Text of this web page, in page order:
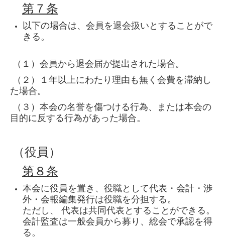
第７条
以下の場合は、会員を退会扱いとすることがで
きる。
（１）会員から退会届が提出された場合。
（２）１年以上にわたり理由も無く会費を滞納し
た場合。
（３）本会の名誉を傷つける行為、または本会の
目的に反する行為があった場合。
（役員）
第８条
本会に役員を置き、役職として代表・会計・渉
外・会報編集発行は役職を分担する。
ただし、 代表は共同代表とすることができる。
会計監査は一般会員から募り、総会で承認を得
る。